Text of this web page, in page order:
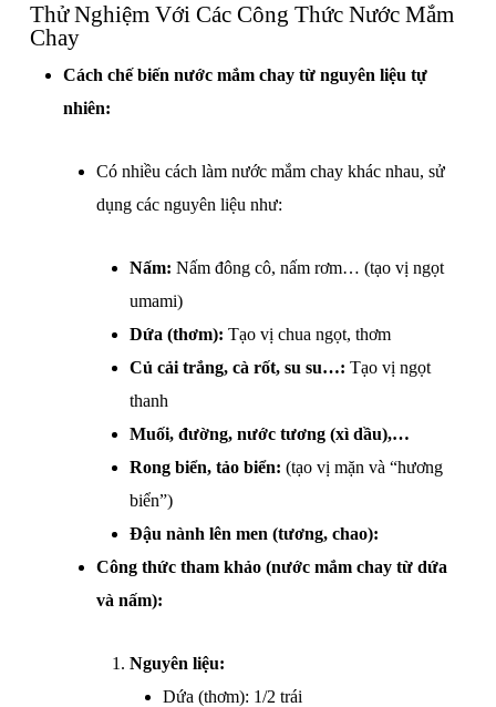
Thử Nghiệm Với Các Công Thức Nước Mắm
Chay
Cách chế biến nước mắm chay từ nguyên liệu tự
nhiên:
Có nhiều cách làm nước mắm chay khác nhau, sử
dụng các nguyên liệu như:
Nấm: Nấm đông cô, nấm rơm… (tạo vị ngọt
umami)
Dứa (thơm): Tạo vị chua ngọt, thơm
Củ cải trắng, cà rốt, su su…: Tạo vị ngọt
thanh
Muối, đường, nước tương (xì dầu),…
Rong biển, tảo biển: (tạo vị mặn và “hương
biển”)
Đậu nành lên men (tương, chao):
Công thức tham khảo (nước mắm chay từ dứa
và nấm):
Nguyên liệu:
Dứa (thơm): 1/2 trái